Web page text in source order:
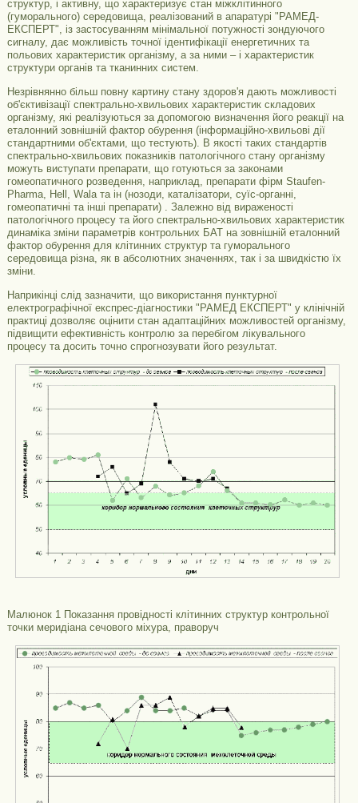
структур, і активну, що характеризує стан міжклітинного
(гуморального) середовища, реалізований в апаратурі "РАМЕД-
ЕКСПЕРТ", із застосуванням мінімальної потужності зондуючого
сигналу, дає можливість точної ідентифікації енергетичних та
польових характеристик організму, а за ними – і характеристик
структури органів та тканинних систем.
Незрівнянно більш повну картину стану здоров'я дають можливості
об'єктивізації спектрально-хвильових характеристик складових
організму, які реалізуються за допомогою визначення його реакції на
еталонний зовнішній фактор обурення (інформаційно-хвильові дії
стандартними об'єктами, що тестують). В якості таких стандартів
спектрально-хвильових показників патологічного стану організму
можуть виступати препарати, що готуються за законами
гомеопатичного розведення, наприклад, препарати фірм Staufen-
Pharma, Hell, Wala та ін (нозоди, каталізатори, суїс-органні,
гомеопатичні та інші препарати) . Залежно від вираженості
патологічного процесу та його спектрально-хвильових характеристик
динаміка зміни параметрів контрольних БАТ на зовнішній еталонний
фактор обурення для клітинних структур та гуморального
середовища різна, як в абсолютних значеннях, так і за швидкістю їх
зміни.
Наприкінці слід зазначити, що використання пунктурної
електрографічної експрес-діагностики "РАМЕД ЕКСПЕРТ" у клінічній
практиці дозволяє оцінити стан адаптаційних можливостей організму,
підвищити ефективність контролю за перебігом лікувального
процесу та досить точно спрогнозувати його результат.
Малюнок 1 Показання провідності клітинних структур контрольної
точки меридіана сечового міхура, праворуч